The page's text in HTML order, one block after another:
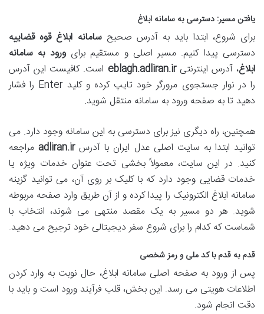
یافتن مسیر: دسترسی به سامانه ابلاغ
برای شروع، ابتدا باید به آدرس صحیحسامانه ابلاغ قوه قضاییه
دسترسی پیدا کنیم. مسیر اصلی و مستقیم برایورود به سامانه
ابلاغ، آدرس اینترنتیeblagh.adliran.ir است. کافیست این آدرس
را در نوار جستجوی مرورگر خود تایپ کرده و کلید Enter را فشار
دهید تا به صفحه ورود به سامانه منتقل شوید.
همچنین، راه دیگری نیز برای دسترسی به این سامانه وجود دارد. می
توانید ابتدا به سایت اصلی عدل ایران با آدرسadliran.irمراجعه
کنید. در این سایت، معمولاً بخشی تحت عنوان خدمات ویژه یا
خدمات قضایی وجود دارد که با کلیک بر روی آن، می توانید گزینه
سامانه ابلاغ الکترونیک را پیدا کرده و از آن طریق وارد صفحه مربوطه
شوید. هر دو مسیر به یک مقصد منتهی می شوند، انتخاب با
شماست که کدام را برای شروع سفر دیجیتالی خود ترجیح می دهید.
قدم به قدم با کد ملی و رمز شخصی
پس از ورود به صفحه اصلی سامانه ابلاغ، حال نوبت به وارد کردن
اطلاعات هویتی می رسد. این بخش، قلب فرآیند ورود است و باید با
دقت انجام شود.